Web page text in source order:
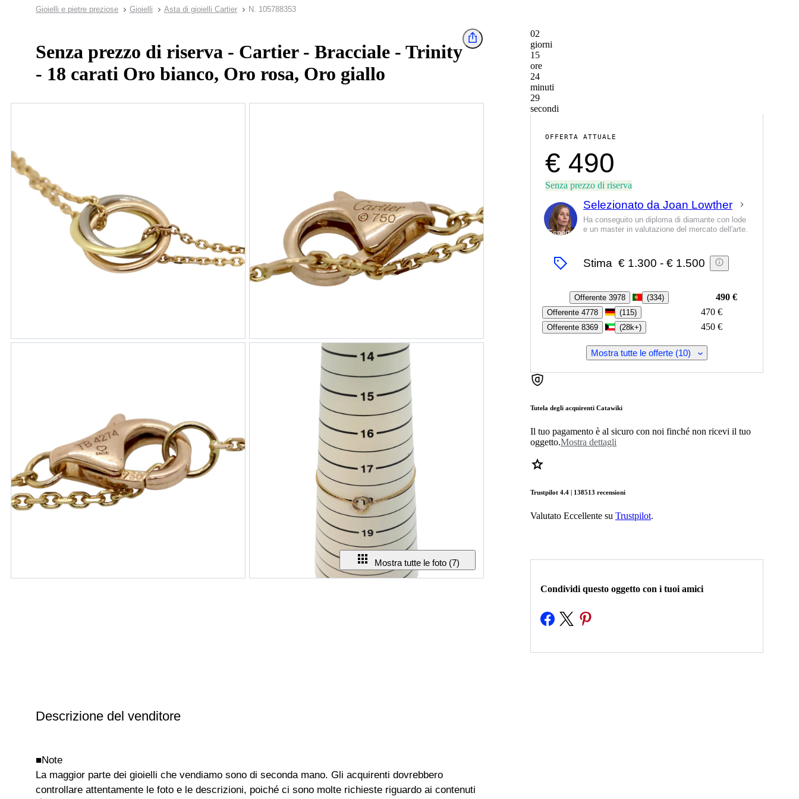
Gioielli e pietre preziose Gioielli Asta di gioielli Cartier N. 105788353
Senza prezzo di riserva - Cartier - Bracciale - Trinity
- 18 carati Oro bianco, Oro rosa, Oro giallo
Mostra tutte le foto (7)
02
giorni
15
ore
24
minuti
29
secondi
OFFERTA ATTUALE
€ 490
Senza prezzo di riserva
Esperto
Selezionato da Joan Lowther
Ha conseguito un diploma di diamante con lode
e un master in valutazione del mercato dell'arte.
Stima € 1.300 - € 1.500
Offerente 3978 (334) 490 €
Offerente 4778 (115) 470 €
Offerente 8369 (28k+) 450 €
Mostra tutte le offerte (10)
Tutela degli acquirenti Catawiki
Il tuo pagamento è al sicuro con noi finché non ricevi il tuo
oggetto.Mostra dettagli
Trustpilot 4.4 | 138513 recensioni
Valutato Eccellente su Trustpilot.
Condividi questo oggetto con i tuoi amici
Descrizione del venditore
■Note
La maggior parte dei gioielli che vendiamo sono di seconda mano. Gli acquirenti dovrebbero
controllare attentamente le foto e le descrizioni, poiché ci sono molte richieste riguardo ai contenuti